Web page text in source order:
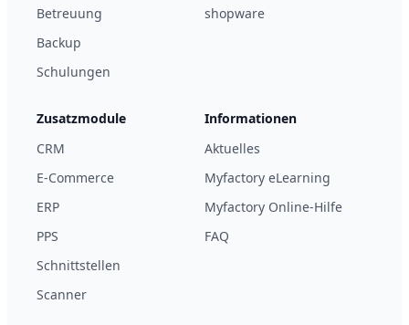
Betreuung
Backup
Schulungen
shopware
Zusatzmodule
CRM
E-Commerce
ERP
PPS
Schnittstellen
Scanner
Informationen
Aktuelles
Myfactory eLearning
Myfactory Online-Hilfe
FAQ